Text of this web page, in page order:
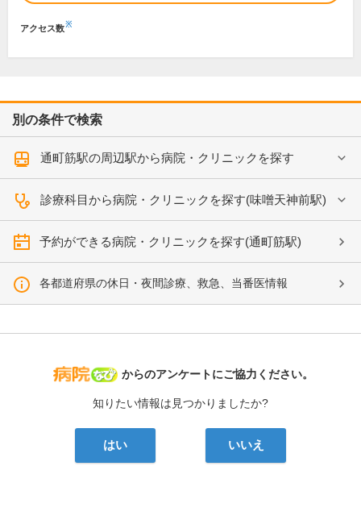
アクセス数※
別の条件で検索
通町筋駅の周辺駅から病院・クリニックを探す
診療科目から病院・クリニックを探す(味噌天神前駅)
予約ができる病院・クリニックを探す(通町筋駅)
各都道府県の休日・夜間診療、救急、当番医情報
病院なび
からのアンケートにご協力ください。
知りたい情報は見つかりましたか?
はい いいえ